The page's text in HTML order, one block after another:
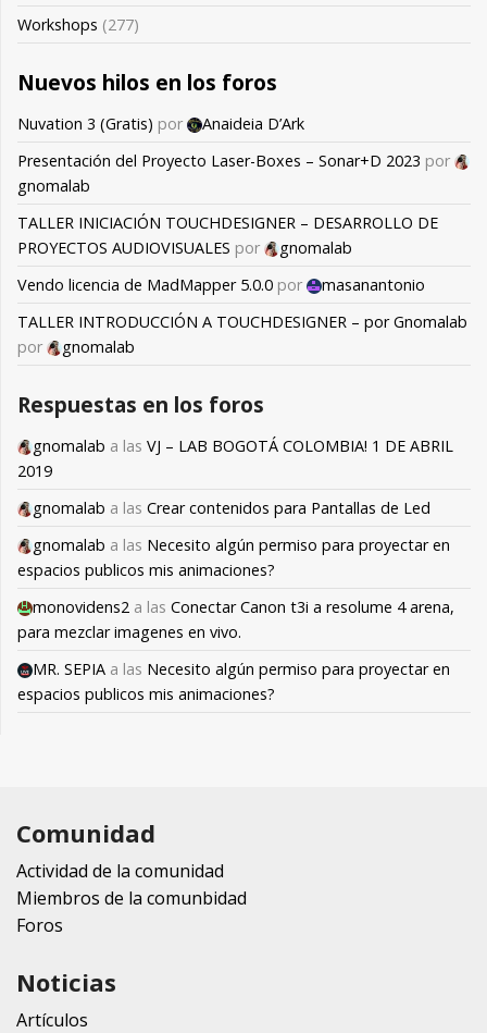
Workshops (277)
Nuevos hilos en los foros
Nuvation 3 (Gratis) por
Anaideia D’Ark
Presentación del Proyecto Laser-Boxes – Sonar+D 2023 por
gnomalab
TALLER INICIACIÓN TOUCHDESIGNER – DESARROLLO DE
PROYECTOS AUDIOVISUALES por
gnomalab
Vendo licencia de MadMapper 5.0.0 por
masanantonio
TALLER INTRODUCCIÓN A TOUCHDESIGNER – por Gnomalab
por
gnomalab
Respuestas en los foros
gnomalab a las VJ – LAB BOGOTÁ COLOMBIA! 1 DE ABRIL
2019
gnomalab a las Crear contenidos para Pantallas de Led
gnomalab a las Necesito algún permiso para proyectar en
espacios publicos mis animaciones?
monovidens2 a las Conectar Canon t3i a resolume 4 arena,
para mezclar imagenes en vivo.
MR. SEPIA a las Necesito algún permiso para proyectar en
espacios publicos mis animaciones?
Comunidad
Actividad de la comunidad
Miembros de la comunbidad
Foros
Noticias
Artículos